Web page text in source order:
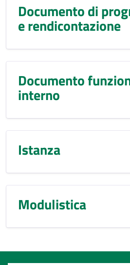
Documento di
e rendicontazione
Documento
interno
Istanza
Modulistica